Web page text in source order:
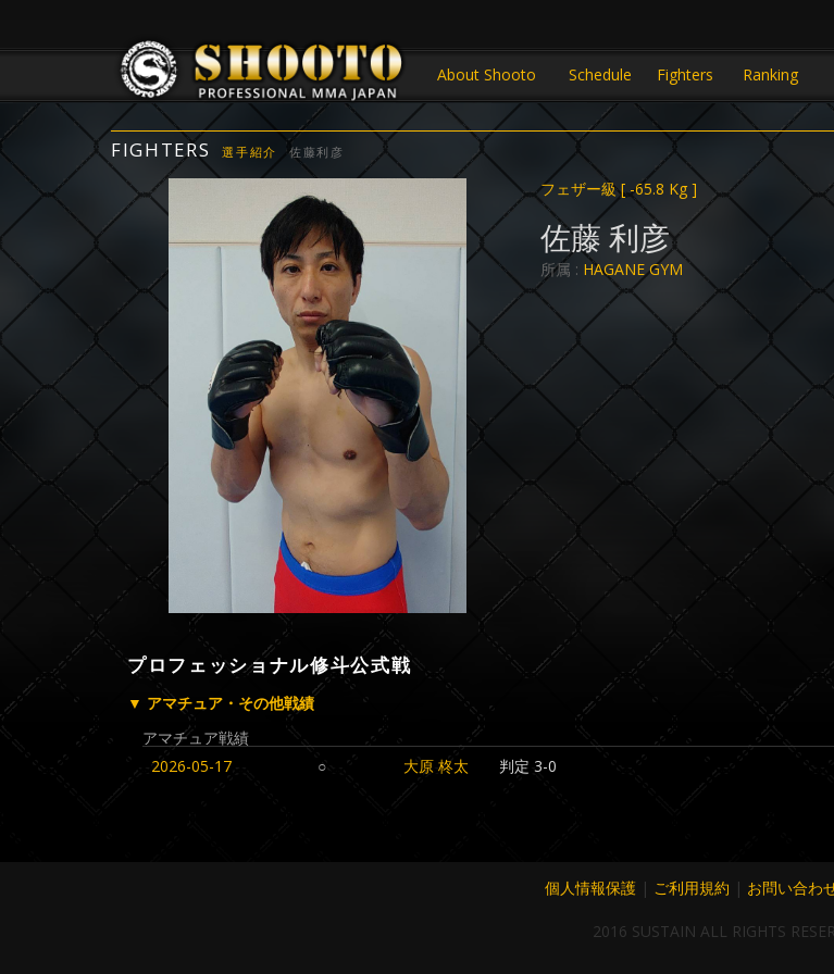
About Shooto Schedule Fighters Ranking
FIGHTERS 選手紹介 佐藤利彦
フェザー級[ -65.8 Kg ]
佐藤 利彦
所属 : HAGANE GYM
プロフェッショナル修斗公式戦
▼ アマチュア・その他戦績
アマチュア戦績
2026-05-17
○ 大原 柊太 判定 3-0
個人情報保護 | ご利用規約 | お問い合わ
2016 SUSTAIN ALL RIGHTS